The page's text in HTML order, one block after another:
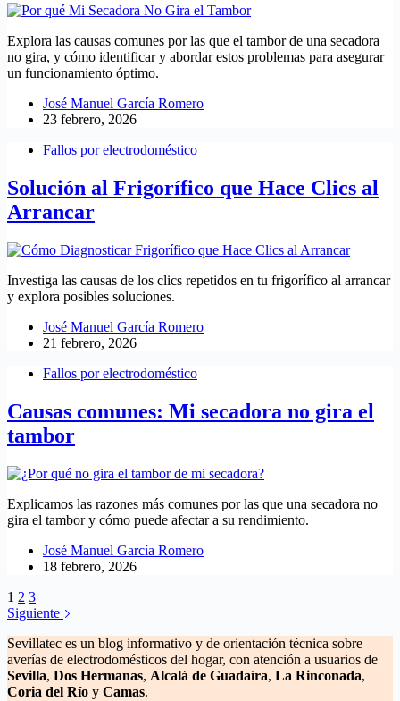
Explora las causas comunes por las que el tambor de una secadora
no gira, y cómo identificar y abordar estos problemas para asegurar
un funcionamiento óptimo.
José Manuel García Romero
23 febrero, 2026
Fallos por electrodoméstico
Solución al Frigorífico que Hace Clics al
Arrancar
Investiga las causas de los clics repetidos en tu frigorífico al arrancar
y explora posibles soluciones.
José Manuel García Romero
21 febrero, 2026
Fallos por electrodoméstico
Causas comunes: Mi secadora no gira el
tambor
Explicamos las razones más comunes por las que una secadora no
gira el tambor y cómo puede afectar a su rendimiento.
José Manuel García Romero
18 febrero, 2026
1 2 3
Siguiente
Sevillatec es un blog informativo y de orientación técnica sobre
averías de electrodomésticos del hogar, con atención a usuarios de
Sevilla, Dos Hermanas, Alcalá de Guadaíra, La Rinconada,
Coria del Río y Camas.